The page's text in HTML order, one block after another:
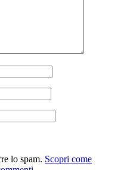
lo spam. Scopri come